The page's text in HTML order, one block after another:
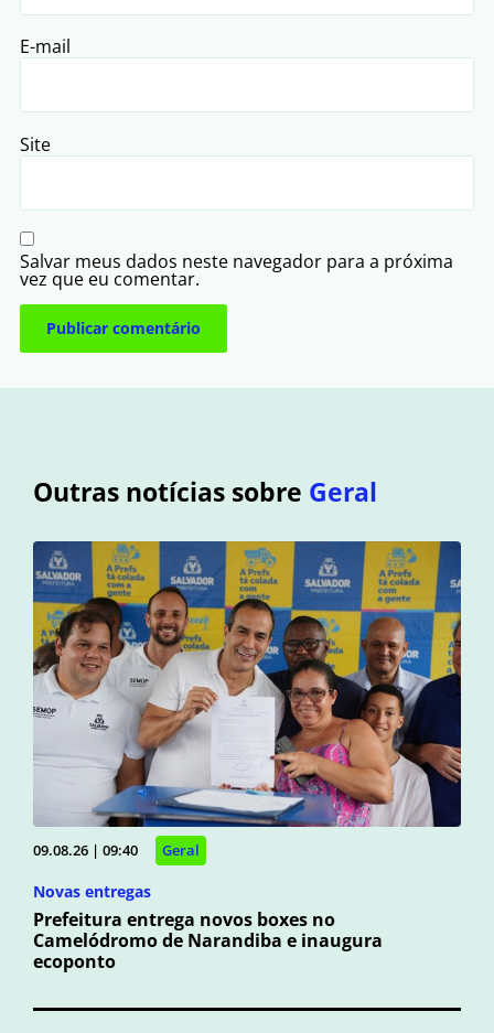
E-mail
Site
Salvar meus dados neste navegador para a próxima
vez que eu comentar.
Outras notícias sobre Geral
09.08.26 | 09:40 Geral
Novas entregas
Prefeitura entrega novos boxes no
Camelódromo de Narandiba e inaugura
ecoponto